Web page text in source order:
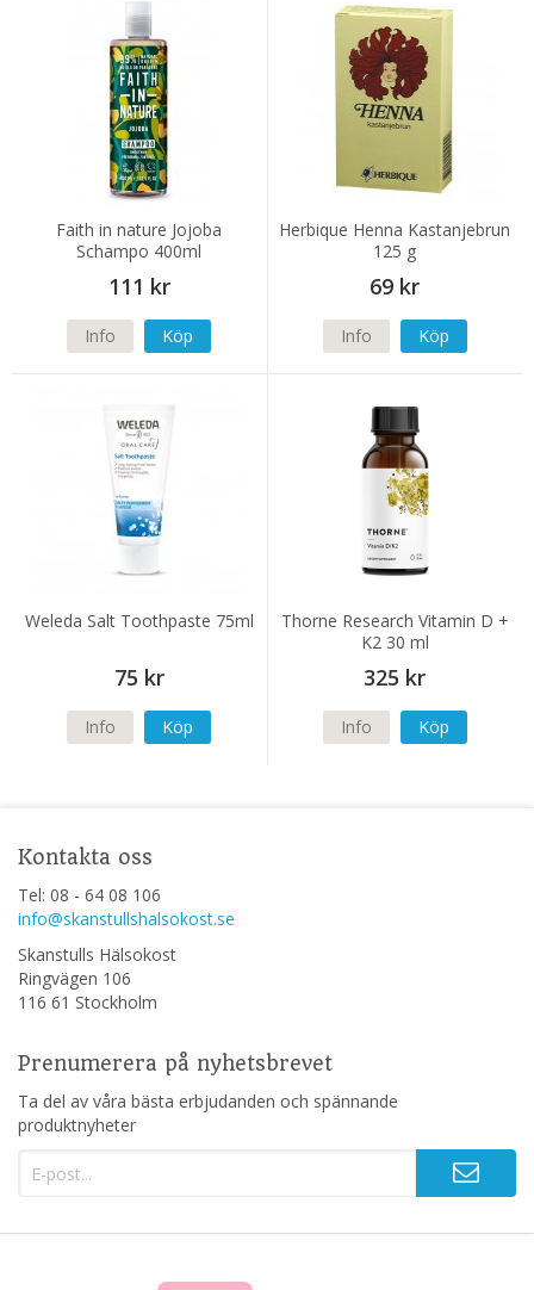
Faith in nature Jojoba
Schampo 400ml
111 kr
Info Köp
Herbique Henna Kastanjebrun
125 g
69 kr
Info Köp
Weleda Salt Toothpaste 75ml
75 kr
Info Köp
Thorne Research Vitamin D +
K2 30 ml
325 kr
Info Köp
Kontakta oss
Tel: 08 - 64 08 106
info@skanstullshalsokost.se
Skanstulls Hälsokost
Ringvägen 106
116 61 Stockholm
Prenumerera på nyhetsbrevet
Ta del av våra bästa erbjudanden och spännande
produktnyheter